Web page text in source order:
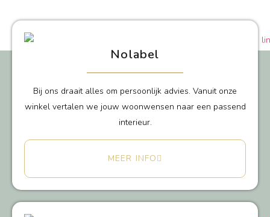
Nolabel
Bij ons draait alles om persoonlijk advies. Vanuit onze
winkel vertalen we jouw woonwensen naar een passend
interieur.
MEER INFO